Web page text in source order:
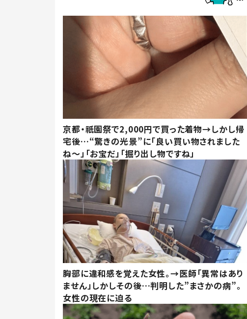
京都・祇園祭で2,000円で買った着物→しかし帰
宅後…“驚きの光景”に「良い買い物されました
ね～」「お宝だ」「掘り出し物ですね」
胸部に違和感を覚えた女性。→医師「異常はあり
ません」しかしその後…判明した”まさかの病”。
女性の現在に迫る